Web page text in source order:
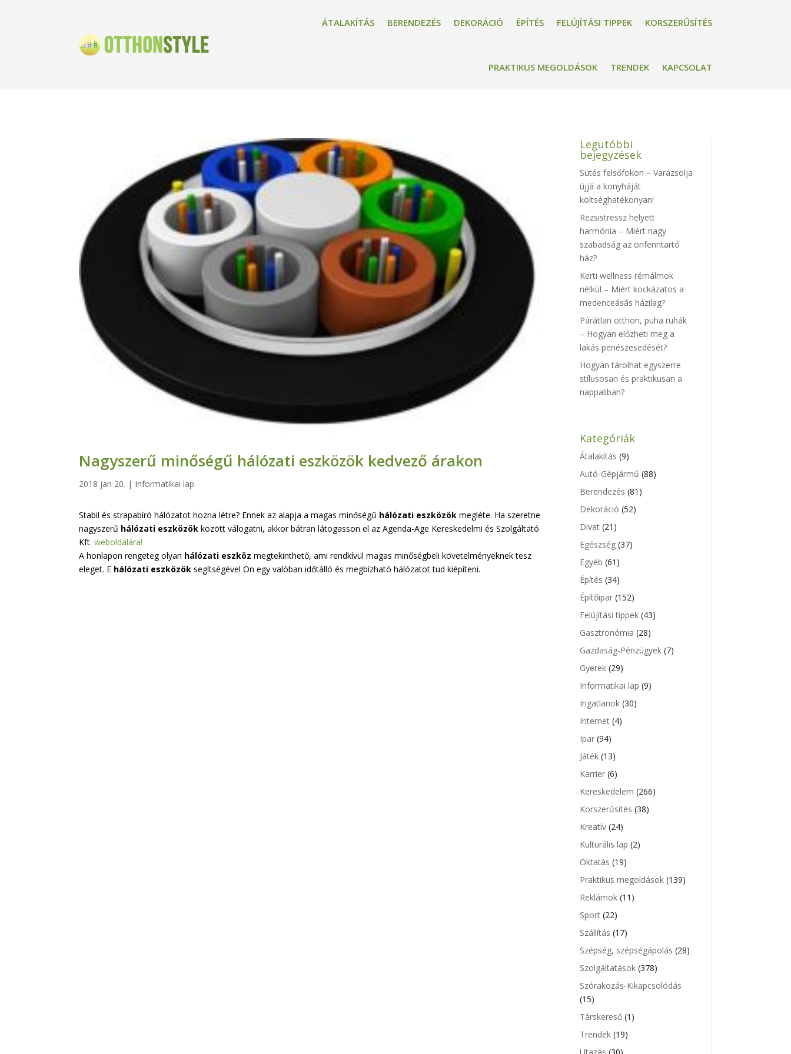
ÁTALAKÍTÁS BERENDEZÉS DEKORÁCIÓ ÉPÍTÉS FELÚJÍTÁSI TIPPEK KORSZERŰSÍTÉS
PRAKTIKUS MEGOLDÁSOK TRENDEK KAPCSOLAT
Nagyszerű minőségű hálózati eszközök kedvező árakon
2018 jan 20. | Informatikai lap
Stabil és strapabíró hálózatot hozna létre? Ennek az alapja a magas minőségű hálózati eszközök megléte. Ha szeretne
nagyszerű hálózati eszközök között válogatni, akkor bátran látogasson el az Agenda-Age Kereskedelmi és Szolgáltató
Kft.weboldalára!
A honlapon rengeteg olyan hálózati eszközmegtekinthető, ami rendkívül magas minőségbeli követelményeknek tesz
eleget. E hálózati eszközök segítségével Ön egy valóban időtálló és megbízható hálózatot tud kiépíteni.
Legutóbbi
bejegyzések
Sütés felsőfokon – Varázsolja
újjá a konyháját
költséghatékonyan!
Rezsistressz helyett
harmónia – Miért nagy
szabadság az önfenntartó
ház?
Kerti wellness rémálmok
nélkül – Miért kockázatos a
medenceásás házilag?
Párátlan otthon, puha ruhák
– Hogyan előzheti meg a
lakás penészesedését?
Hogyan tárolhat egyszerre
stílusosan és praktikusan a
nappaliban?
Kategóriák
Átalakítás (9)
Autó-Gépjármű (88)
Berendezés (81)
Dekoráció (52)
Divat (21)
Egészség (37)
Egyéb (61)
Építés (34)
Építőipar (152)
Felújítási tippek (43)
Gasztronómia (28)
Gazdaság-Pénzügyek (7)
Gyerek (29)
Informatikai lap (9)
Ingatlanok (30)
Internet (4)
Ipar (94)
Játék (13)
Karrier (6)
Kereskedelem (266)
Korszerűsítés (38)
Kreatív (24)
Kulturális lap (2)
Oktatás (19)
Praktikus megoldások (139)
Reklámok (11)
Sport (22)
Szállítás (17)
Szépség, szépségápolás (28)
Szolgáltatások (378)
Szórakozás-Kikapcsolódás
(15)
Társkereső (1)
Trendek (19)